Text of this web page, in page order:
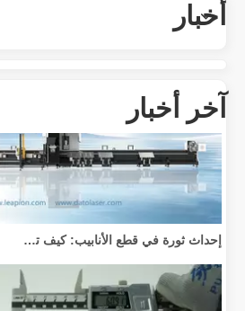
أخبار
آخر أخبار
إحداث ثورة في قطع الأنابيب: كيف تقوم آلات قطع الأنابيب بالليزر بتحويل عملية التصنيع